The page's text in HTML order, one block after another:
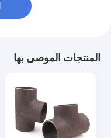
المنتجات الموصى بها